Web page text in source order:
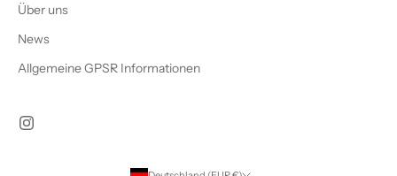
Über uns
News
Allgemeine GPSR Informationen